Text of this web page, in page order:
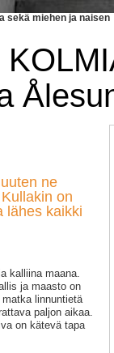
sekä miehen ja naisen
ne
on
lähes kaikki
kalliina maana.
ja maasto on
linnuntietä
paljon aikaa.
on kätevä tapa